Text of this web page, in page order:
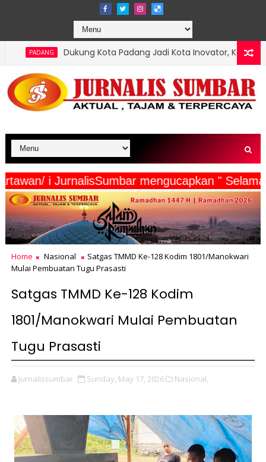
Kota Padang Jadi Kota Inovator, Kartu Registrasi Kesenian
Wartawan/ i JurnalisSumbar mengucapkan
Home Nasional
Satgas TMMD Ke-128 Kodim 1801/Manokwari
Mulai Pembuatan Tugu Prasasti
Satgas TMMD Ke-128 Kodim
1801/Manokwari Mulai Pembuatan
Tugu Prasasti
jurnalissumbar Sunday, May 17, 2026 Nasional,